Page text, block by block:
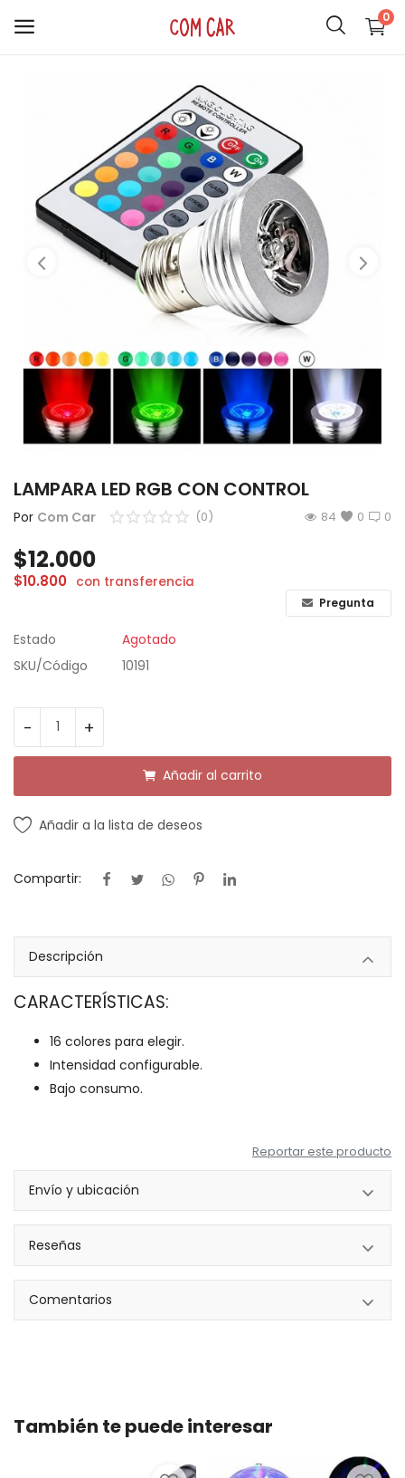
0
HOGAR
AUDIO
SMARTWATCH
ILUMINACIÓN
SOPORTES
CÁMARAS
INFANTIL
Lista de deseos
Acceso
Localización
ARS ($)
LAMPARA LED RGB CON CONTROL
Por Com Car 0
(0) 0
84
$12.000
$10.800 con transferencia
Pregunta
Estado
Agotado
SKU/Código
10191
- +
Añadir al carrito
Añadir a la lista de deseos
Compartir:
Descripción
CARACTERÍSTICAS:
16 colores para elegir.
Intensidad configurable.
Bajo consumo.
Reportar este producto
Envío y ubicación
Reseñas
Comentarios
También te puede interesar